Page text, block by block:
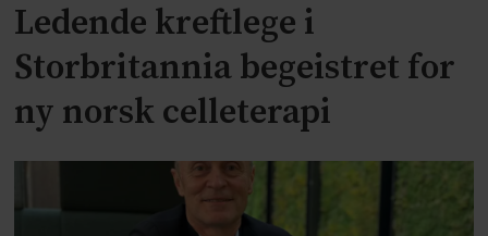
Ledende kreftlege i
Storbritannia begeistret for
ny norsk celleterapi